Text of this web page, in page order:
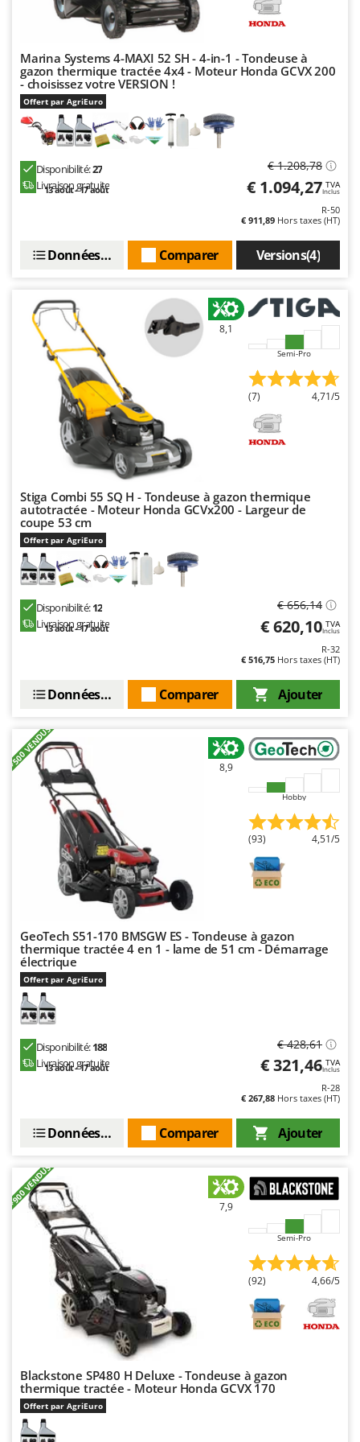
Tondeuses autoportées
Tondeuses débroussailleuses thermiques
Trancheuses
Trancheuses de sol
Transpalettes
Treuils de débardage
Tronçonneuses
V
Vêtements de Sécurité
Lampacrescia - MGM
Landxcape
LAR Casalinghi
Lavor
Linea VZ
Lisam
M
Macte Ovens
MAMMAMIA
Marcato
Marina Systems
Master
Mastercook
Masterpro
McCulloch
Michelin
Mille
Minox
Mockmill
More than chef
MOSA
MOVA
New O.M.R.A.
Nilfisk
Ninja
Novatec
Novital
NuAir
NuovaFac
Officine Savioli
Oliviero
Olix
OMA
Omas
Ompagrill
Ooni
Palumbo Pavi
Partisani
Paterlini
Philips
Pramac
Prismafood
Rato
Reber
Redback
Marina Systems 4-MAXI 52 SH - 4-in-1 - Tondeuse à
gazon thermique tractée 4x4 - Moteur Honda GCVX 200
- choisissez votre VERSION !
Offert par AgriEuro
Disponibilité:27
Livraison gratuite
13 août - 17 août
€ 1.208,78
€ 1.094,27 TVA
Inclus
R-50
€ 911,89 Hors taxes (HT)
Versions(4)
Comparer
Données techniques
8,1
Semi-Pro
(7) 4,71/5
Stiga Combi 55 SQ H - Tondeuse à gazon thermique
autotractée - Moteur Honda GCVx200 - Largeur de
coupe 53 cm
Offert par AgriEuro
Disponibilité:12
Livraison gratuite
13 août - 17 août
€ 656,14
€ 620,10 TVA
Inclus
R-32
€ 516,75 Hors taxes (HT)
Ajouter
Comparer
Données techniques
+500 VENDUS 8,9
Hobby
(93) 4,51/5
GeoTech S51-170 BMSGW ES - Tondeuse à gazon
thermique tractée 4 en 1 - lame de 51 cm - Démarrage
électrique
Offert par AgriEuro
Disponibilité:188
Livraison gratuite
13 août - 17 août
€ 428,61
€ 321,46 TVA
Inclus
R-28
€ 267,88 Hors taxes (HT)
Ajouter
Comparer
Données techniques
+900 VENDUS 7,9
Semi-Pro
(92) 4,66/5
Blackstone SP480 H Deluxe - Tondeuse à gazon
thermique tractée - Moteur Honda GCVX 170
Offert par AgriEuro